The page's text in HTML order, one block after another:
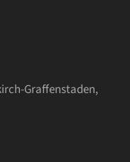
Graffenstaden,